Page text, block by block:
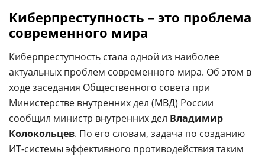
Киберпреступность – это проблема
современного мира
Киберпреступность стала одной из наиболее
актуальных проблем современного мира. Об этом в
ходе заседания Общественного совета при
Министерстве внутренних дел (МВД) России
сообщил министр внутренних дел Владимир
Колокольцев. По его словам, задача по созданию
ИТ-системы эффективного противодействия таким